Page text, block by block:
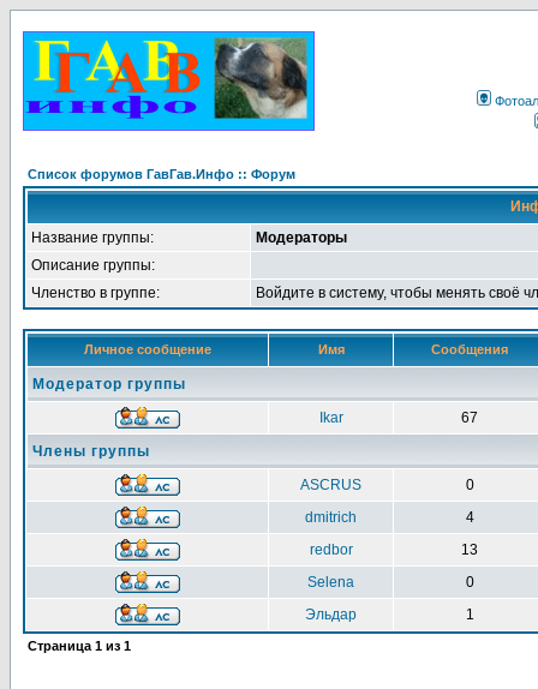
Список форумов ГавГав.Инфо :: Форум
Название группы:
Модераторы
Описание группы:
Членство в группе:
Войдите в систему, чтобы менять своё
Личное сообщение Имя Сообщения
Модератор группы
Ikar
67
Члены группы
ASCRUS
0
dmitrich
4
redbor
13
Selena
0
Эльдар
1
Страница 1 из 1